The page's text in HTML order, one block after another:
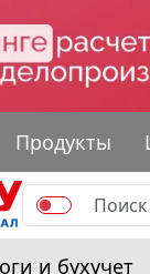
Продукты
и бухучет